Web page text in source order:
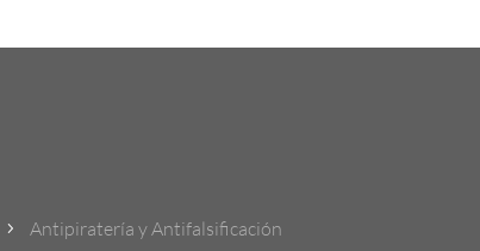
5 Antipiratería y Antifalsificación